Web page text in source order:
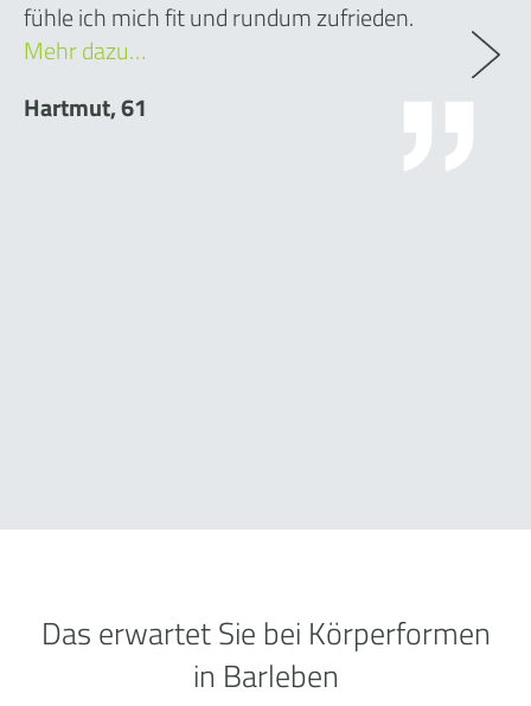
fühle ich mich fit und rundum zufrieden.
Mehr dazu…
Hartmut, 61
Das erwartet Sie bei Körperformen
in Barleben